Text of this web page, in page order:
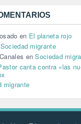
(223)
(1)
en El planeta rojo
Sociedad migrante
enSociedad
canta contra «las
migrante